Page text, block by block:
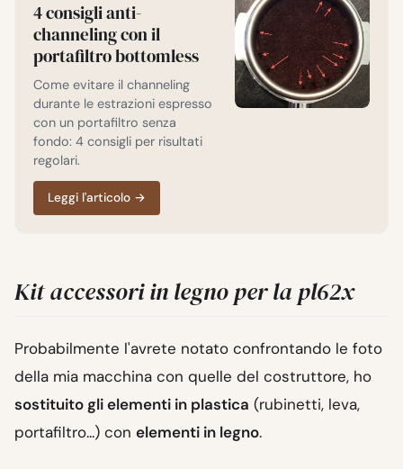
4 consigli anti-
channeling con il
portafiltro bottomless
Come evitare il channeling
durante le estrazioni espresso
con un portafiltro senza
fondo: 4 consigli per risultati
regolari.
Leggi l'articolo →
Kit accessori in legno per la pl62x
Probabilmente l'avrete notato confrontando le foto
della mia macchina con quelle del costruttore, ho
sostituito gli elementi in plastica (rubinetti, leva,
portafiltro...) con elementi in legno.